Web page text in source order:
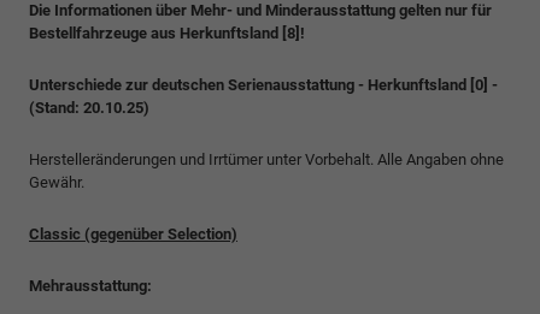
Die Informationen über Mehr- und Minderausstattung gelten nur für
Bestellfahrzeuge aus Herkunftsland [8]!
Unterschiede zur deutschen Serienausstattung - Herkunftsland [0] -
(Stand: 20.10.25)
Herstelleränderungen und Irrtümer unter Vorbehalt. Alle Angaben ohne
Gewähr.
Classic (gegenüber Selection)
Mehrausstattung: